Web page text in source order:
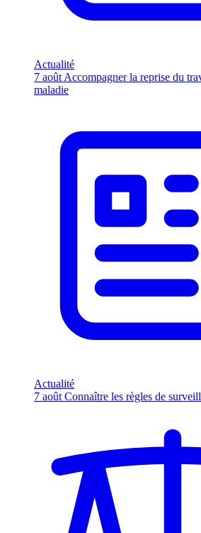
Actualité
7 août Accompagner la reprise du
maladie
Actualité
7 août Connaître les règles de